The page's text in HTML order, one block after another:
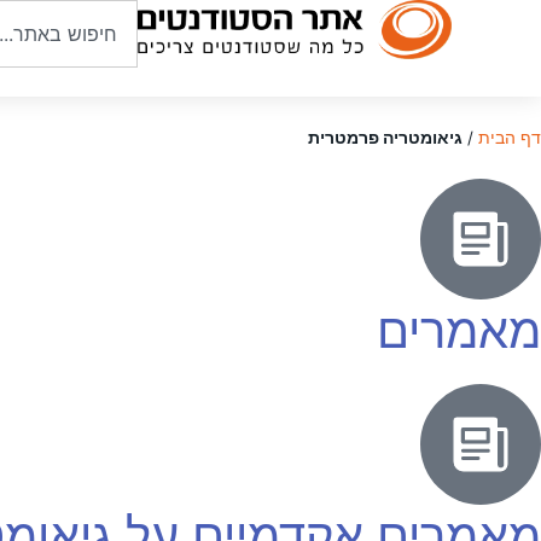
דף הבית / גיאומטריה פרמטרית
מאמרים